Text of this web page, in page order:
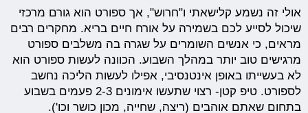
אולי זה נשמע קלישאתי ו"חרוש", אך ספורט הוא גורם מרכזי
שיכול לסייע לכם בשמירה על אורח חיים בריא. מחקרים רבים
מראים, כי אנשים השומרים על שגרה בה משלבים ספורט
מרגישים טוב יותר במהלך השבוע. הכוונה לעשות ספורט הוא
לא בעשייתו באופן אינטנסיבי, אפילו לעשות הליכה נחשב
לספורט. טיפ קטן- רצוי שתעשו אימונים 2-3 פעמים בשבוע
בתחום שאתם אוהבים (ריצה, שחייה, מכון כושר וכו').